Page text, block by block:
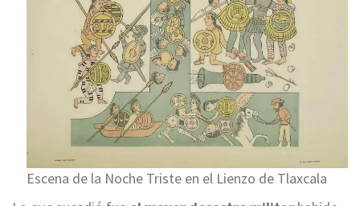
Escena de la Noche Triste en el Lienzo de Tlaxcala